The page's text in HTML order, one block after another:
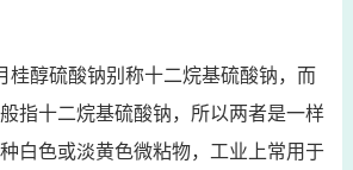
桂醇硫酸钠别称十二烷基硫酸钠，而
指十二烷基硫酸钠，所以两者是一样
白色或淡黄色微粘物，工业上常用于